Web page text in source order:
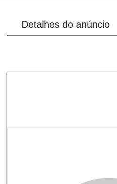
Detalhes do anúncio